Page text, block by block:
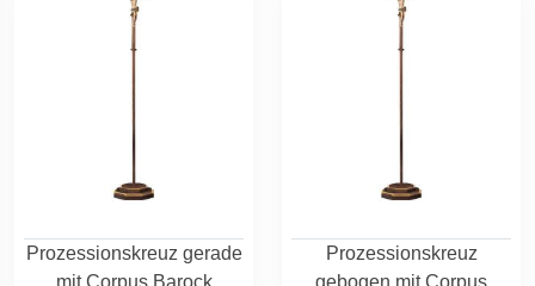
Prozessionskreuz gerade
mit Corpus Barock
Prozessionskreuz
gebogen mit Corpus